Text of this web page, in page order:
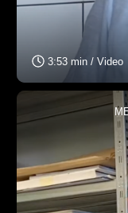
3:53 min / Video